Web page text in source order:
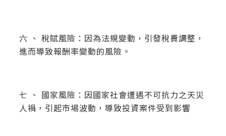
六 、 稅賦風險：因為法規變動，引發稅費調整，
進而導致報酬率變動的風險。
七 、 國家風險：因國家社會遭遇不可抗力之天災
人禍，引起市場波動，導致投資案件受到影響